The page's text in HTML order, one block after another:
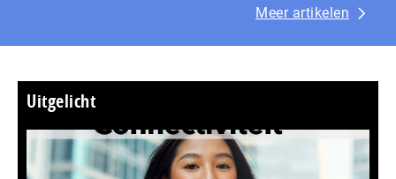
Meer artikelen
Uitgelicht